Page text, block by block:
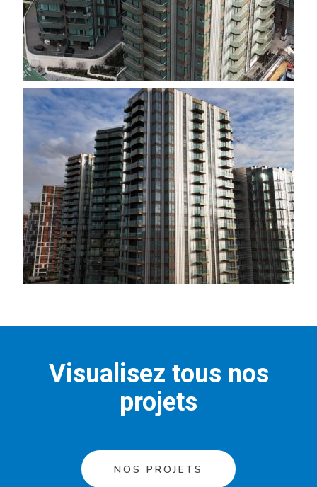
Visualisez tous nos
projets
NOS PROJETS